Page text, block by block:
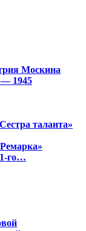
Москина
— 1945
таланта»
го…